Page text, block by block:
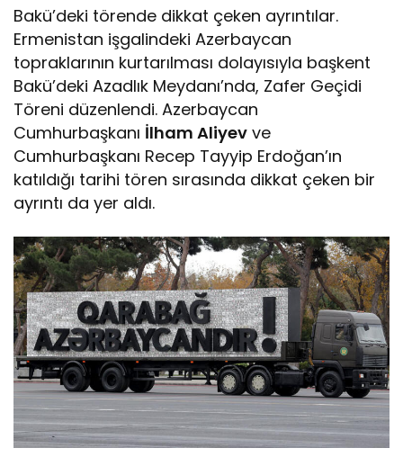
Bakü’deki törende dikkat çeken ayrıntılar.
Ermenistan işgalindeki Azerbaycan
topraklarının kurtarılması dolayısıyla başkent
Bakü’deki Azadlık Meydanı’nda, Zafer Geçidi
Töreni düzenlendi. Azerbaycan
Cumhurbaşkanı İlham Aliyev ve
Cumhurbaşkanı Recep Tayyip Erdoğan’ın
katıldığı tarihi tören sırasında dikkat çeken bir
ayrıntı da yer aldı.